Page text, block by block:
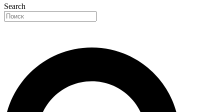
Search